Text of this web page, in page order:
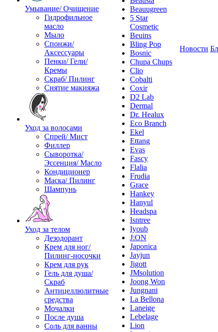
Умывание/ Очищение
Гидрофильное
масло
Мыло
Спонжи/
Аксессуары
Пенки/ Гели/
Кремы
Скраб/ Пилинг
Снятие макияжа
Уход за волосами
Спрей/ Мист
Филлер
Сыворотка/
Эссенция/ Масло
Кондиционер
Маска/ Пилинг
Шампунь
Уход за телом
Дезодорант
Крем для ног/
Пилинг-носочки
Крем для рук
Гель для душа/
Скраб
Антицеллюлитные
средства
Мочалки
После душа
Соль для ванны
Beauugreen
5 Star
Cosmetic
Beuins
Bling Pop
Bosnic
Chupa Chups
Clio
Cobalti
Coxir
D2 Lab
Dermal
Dr. Healux
Eco Branch
Ekel
Ettang
Evas
Fascy
Flalia
Frudia
Grace
Hankey
Hanyul
Headspa
Isntree
Iyoub
J:ON
Japonica
Jayjun
Jigott
JMsolution
Joong Won
Jungnani
La Bellona
Laneige
Lebelage
Lion
Новости